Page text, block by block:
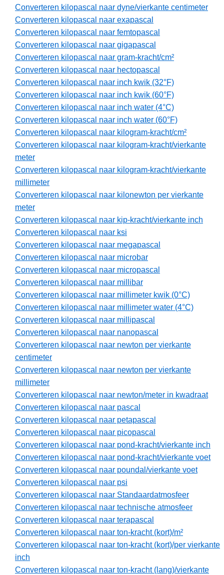
Converteren kilopascal naar dyne/vierkante centimeter
Converteren kilopascal naar exapascal
Converteren kilopascal naar femtopascal
Converteren kilopascal naar gigapascal
Converteren kilopascal naar gram-kracht/cm²
Converteren kilopascal naar hectopascal
Converteren kilopascal naar inch kwik (32°F)
Converteren kilopascal naar inch kwik (60°F)
Converteren kilopascal naar inch water (4°C)
Converteren kilopascal naar inch water (60°F)
Converteren kilopascal naar kilogram-kracht/cm²
Converteren kilopascal naar kilogram-kracht/vierkante
meter
Converteren kilopascal naar kilogram-kracht/vierkante
millimeter
Converteren kilopascal naar kilonewton per vierkante
meter
Converteren kilopascal naar kip-kracht/vierkante inch
Converteren kilopascal naar ksi
Converteren kilopascal naar megapascal
Converteren kilopascal naar microbar
Converteren kilopascal naar micropascal
Converteren kilopascal naar millibar
Converteren kilopascal naar millimeter kwik (0°C)
Converteren kilopascal naar millimeter water (4°C)
Converteren kilopascal naar millipascal
Converteren kilopascal naar nanopascal
Converteren kilopascal naar newton per vierkante
centimeter
Converteren kilopascal naar newton per vierkante
millimeter
Converteren kilopascal naar newton/meter in kwadraat
Converteren kilopascal naar pascal
Converteren kilopascal naar petapascal
Converteren kilopascal naar picopascal
Converteren kilopascal naar pond-kracht/vierkante inch
Converteren kilopascal naar pond-kracht/vierkante voet
Converteren kilopascal naar poundal/vierkante voet
Converteren kilopascal naar psi
Converteren kilopascal naar Standaardatmosfeer
Converteren kilopascal naar technische atmosfeer
Converteren kilopascal naar terapascal
Converteren kilopascal naar ton-kracht (kort)/m²
Converteren kilopascal naar ton-kracht (kort)/per vierkante
inch
Converteren kilopascal naar ton-kracht (lang)/vierkante